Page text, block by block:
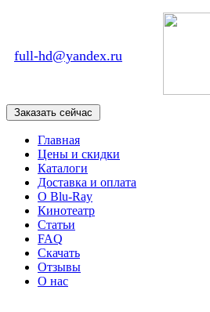
full-hd@yandex.ru
Главная
Цены и скидки
Каталоги
Доставка и оплата
О Blu-Ray
Кинотеатр
Статьи
FAQ
Скачать
Отзывы
О нас